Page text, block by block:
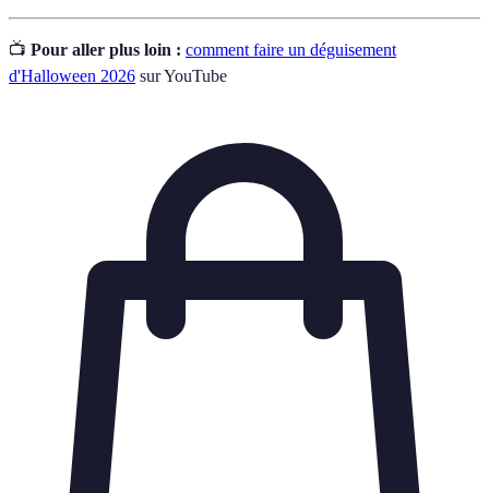
📺 Pour aller plus loin : comment faire un déguisement
d'Halloween 2026 sur YouTube